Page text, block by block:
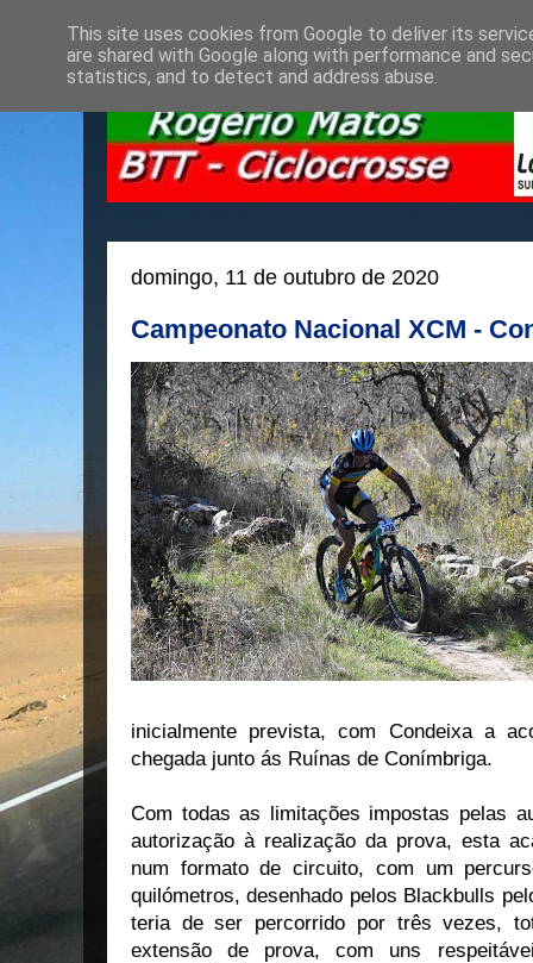
domingo, 11 de outubro de 2020
Campeonato Nacional XCM -
inicialmente prevista, com Condeixa a
chegada junto ás Ruínas de Conímbriga.
Com todas as limitações impostas pelas
autorização à realização da prova, esta
num formato de circuito, com um
quilómetros, desenhado pelos Blackbulls
teria de ser percorrido por três vezes,
extensão de prova, com uns
This site uses cookies from Google to deliver its
are shared with Google along with performance and
statistics, and to detect and address abuse.